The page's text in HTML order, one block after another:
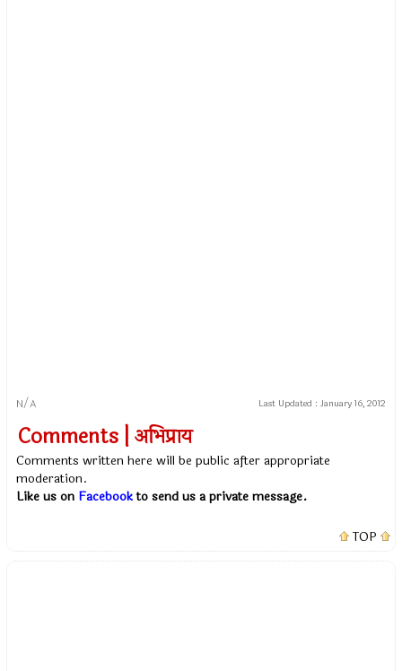
N/A Last Updated : January 16, 2012
Comments | अभिप्राय
Comments written here will be public after appropriate
moderation.
Like us on Facebookto send us a private message.
TOP